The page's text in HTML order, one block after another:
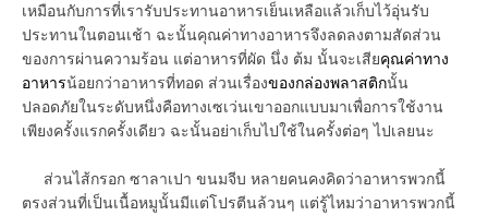
เหมือนกับการที่เรารับประทานอาหารเย็นเหลือแล้วเก็บไว้อุ่นรับ
ประทานในตอนเช้า ฉะนั้นคุณค่าทางอาหารจึงลดลงตามสัดส่วน
ของการผ่านความร้อน แต่อาหารที่ผัด นึ่ง ต้ม นั้นจะเสียคุณค่าทาง
อาหารน้อยกว่าอาหารที่ทอด ส่วนเรื่องของกล่องพลาสติกนั้น
ปลอดภัยในระดับหนึ่งคือทางเซเว่นเขาออกแบบมาเพื่อการใช้งาน
เพียงครั้งแรกครั้งเดียว ฉะนั้นอย่าเก็บไปใช้ในครั้งต่อๆ ไปเลยนะ
ส่วนไส้กรอก ซาลาเปา ขนมจีบ หลายคนคงคิดว่าอาหารพวกนี้
ตรงส่วนที่เป็นเนื้อหมูนั้นมีแต่โปรตีนล้วนๆ แต่รู้ไหมว่าอาหารพวกนี้